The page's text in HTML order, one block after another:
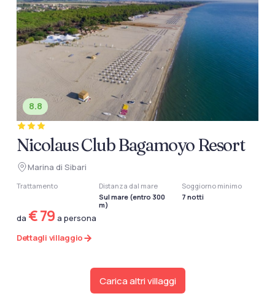
8.8
Nicolaus Club Bagamoyo Resort
Marina di Sibari
Trattamento
Distanza dal mare
Sul mare (entro 300
m)
Soggiorno minimo
7 notti
da € 79 a persona
Dettagli villaggio
Carica altri villaggi